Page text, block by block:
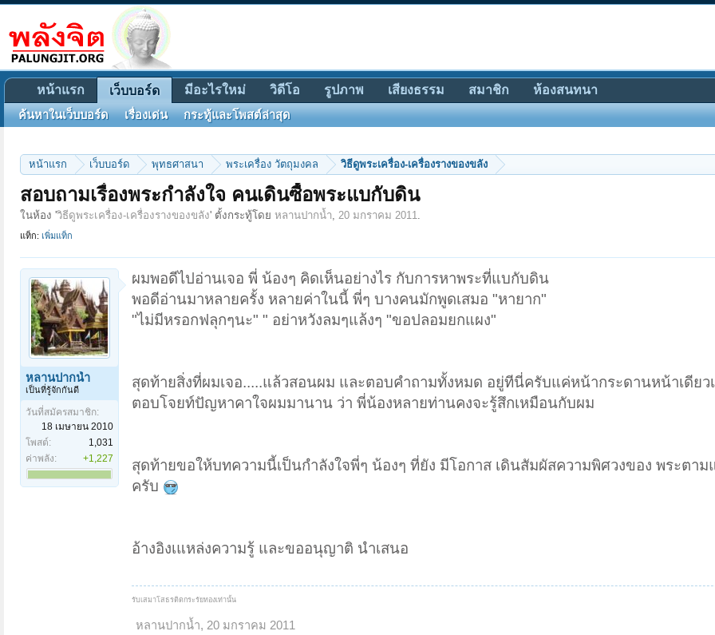
หน้าแรก เว็บบอร์ด พุทธศาสนา พระเครื่อง วัตถุมงคล วิธีดูพระเครื่อง-เครื่องรางของขลัง
สอบถามเรื่องพระกำลังใจ คนเดินซื้อพระแบกับดิน
ในห้อง 'วิธีดูพระเครื่อง-เครื่องรางของขลัง' ตั้งกระทู้โดย หลานปากน้ำ, 20 มกราคม 2011.
แท็ก: เพิ่มแท็ก
หลานปากน้ำ
เป็นที่รู้จักกันดี
วันที่สมัครสมาชิก:
18 เมษายน 2010
โพสต์:
1,031
ค่าพลัง:
+1,227
ผมพอดีไปอ่านเจอ พี่ น้องๆ คิดเห็นอย่างไร กับการหาพระที่แบกับดิน
พอดีอ่านมาหลายครั้ง หลายค่าในนี้ พี่ๆ บางคนมักพูดเสมอ "หายาก"
"ไม่มีหรอกฟลุกๆนะ" " อย่าหวังลมๆแล้งๆ "ขอปลอมยกแผง"
สุดท้ายสิ่งที่ผมเจอ.....แล้วสอนผม และตอบคำถามทั้งหมด อยู่ทีนี่ครับแค่หน้ากระดานหน้าเดียว
ตอบโจยท์ปัญหาคาใจผมมานาน ว่า พี่น้องหลายท่านคงจะรู้สึกเหมือนกับผม
สุดท้ายขอให้บทความนี้เป็นกำลังใจพี่ๆ น้องๆ ที่ยัง มีโอกาส เดินสัมผัสความพิศวงของ พระตาม
ครับ
อ้างอิงเแหล่งความรู้ และขออนุญาติ นำเสนอ
รับเสมาโสธรติดกระรัยทองเท่านั้น
หลานปากน้ำ, 20 มกราคม 2011
หน้าแรก เว็บบอร์ด
ค้นหาในเว็บบอร์ด เรื่องเด่น กระทู้และโพสต์ล่าสุด
มีอะไรใหม่ วิดีโอ รูปภาพ เสียงธรรม สมาชิก ห้องสนทนา